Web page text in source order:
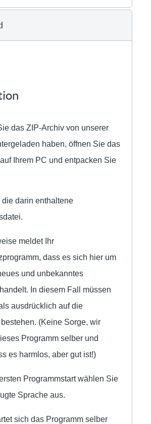
das ZIP-Archiv von unserer
haben, öffnen Sie das
Ihrem PC und entpacken Sie
die darin enthaltene
meldet Ihr
dass es sich hier um
und unbekanntes
In diesem Fall müssen
ausdrücklich auf die
bestehen. (Keine Sorge, wir
Programm selber und
es harmlos, aber gut ist!)
Programmstart wählen Sie
Sprache aus.
sich das Programm selber